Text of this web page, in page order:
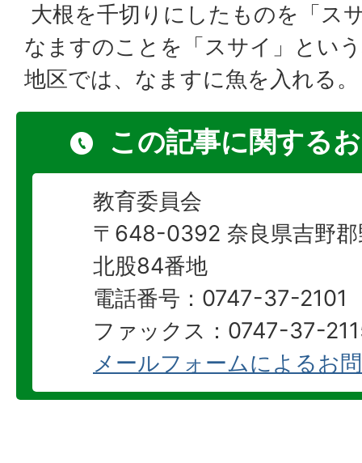
大根を千切りにしたものを「ス
なますのことを「スサイ」とい
地区では、なますに魚を入れる
この記事に関する
教育委員会
〒648-0392 奈良県吉野郡
北股84番地
電話番号：0747-37-2101
ファックス：0747-37-
メールフォームによるお